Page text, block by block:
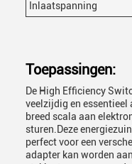
Inlaatspanning
Toepassingen:
De High Efficiency
veelzijdig en
breed scala aan
sturen.Deze
perfect voor een
adapter kan worden